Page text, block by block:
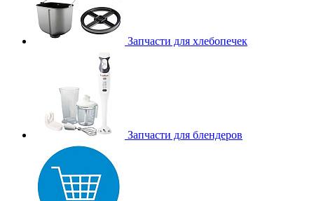
Запчасти для хлебопечек
Запчасти для блендеров